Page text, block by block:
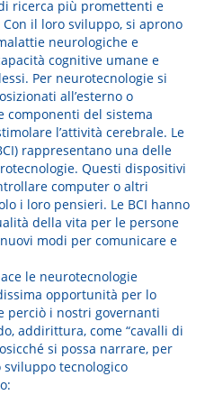
ricerca più promettenti e
il loro sviluppo, si aprono
neurologiche e
cognitive umane e
Per neurotecnologie si
all’esterno o
componenti del sistema
l’attività cerebrale. Le
rappresentano una delle
Questi dispositivi
computer o altri
i loro pensieri. Le BCI hanno
della vita per le persone
modi per comunicare e
le neurotecnologie
opportunità per lo
perciò i nostri governanti
addirittura, come “cavalli di
si possa narrare, per
sviluppo tecnologico